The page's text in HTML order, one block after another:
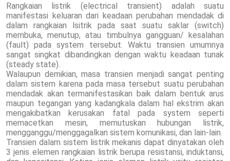
Rangkaian listrik (electrical transient) adalah suatu
manifestasi keluaran dari keadaan perubahan mendadak di
dalam rangkaian lsitrik pada saat suatu saklar (switch)
membuka, menutup, atau timbulnya gangguan/ kesalahan
(fault) pada system tersebut. Waktu transien umumnya
sangat singkat dibandingkan dengan waktu keadaan tunak
(steady state).
Walaupun demikian, masa transien menjadi sangat penting
dalam sistem karena pada masa tersebut suatu perubahan
mendadak akan termanifestasikan baik dalam bentuk arus
maupun tegangan yang kadangkala dalam hal ekstrim akan
mengakibatkan kerusakan fatal pada system seperti
memacetkan mesin, memutuskan hubungan listrik,
mengganggu/menggagalkan sistem komunikasi, dan lain-lain.
Transien dalam sistem listrik mekanis dapat dinyatakan oleh
3 jenis elemen rangkaian listrik berupa resistansi, induktansi,